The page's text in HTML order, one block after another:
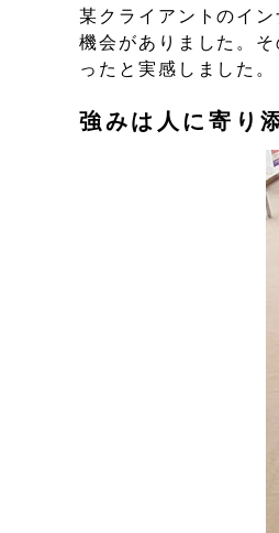
某クライアントのイ
機会がありました。
ったと実感しました。
強みは人に寄り